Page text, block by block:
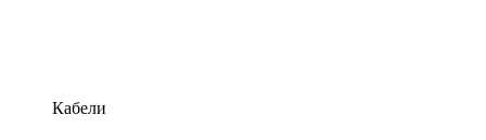
Кабели